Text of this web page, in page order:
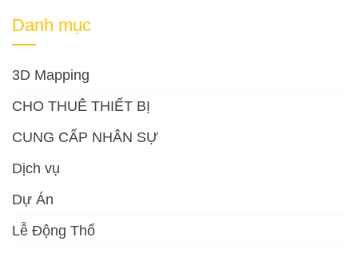
Danh mục
3D Mapping
CHO THUÊ THIẾT BỊ
CUNG CẤP NHÂN SỰ
Dịch vụ
Dự Án
Lễ Động Thổ